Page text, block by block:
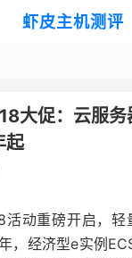
虾皮主机测评
大促：云服务
起
活动重磅开启，轻
，经济型e实例